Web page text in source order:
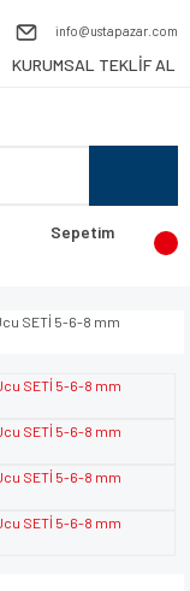
info@ustapazar.com
KURUMSAL TEKLİF AL
Sepetim